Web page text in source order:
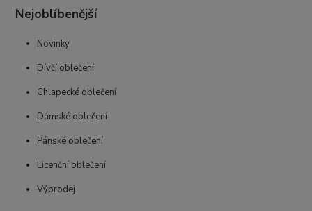
Nejoblíbenější
Novinky
Dívčí oblečení
Chlapecké oblečení
Dámské oblečení
Pánské oblečení
Licenční oblečení
Výprodej